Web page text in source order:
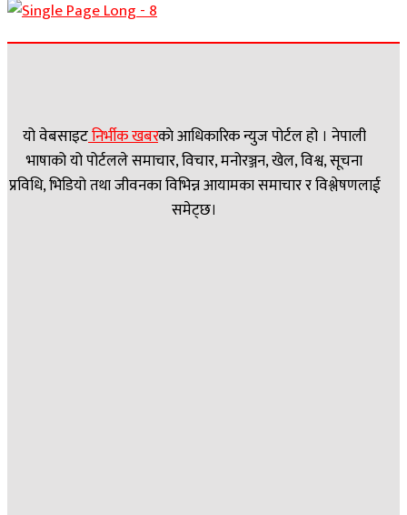
यो वेबसाइटनिर्भीक खबरकाे आधिकारिक न्युज पोर्टल हो । नेपाली
भाषाको यो पोर्टलले समाचार, विचार, मनोरञ्जन, खेल, विश्व, सूचना
प्रविधि, भिडियो तथा जीवनका विभिन्न आयामका समाचार र विश्लेषणलाई
समेट्छ।